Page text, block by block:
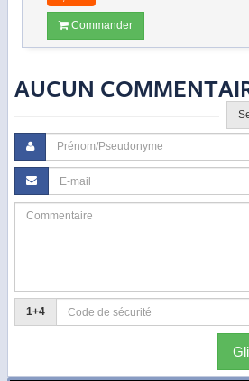
Commander
AUCUN
1+4